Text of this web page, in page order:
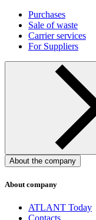
Purchases
Sale of waste
Carrier services
For Suppliers
About the company
About company
ATLANT Today